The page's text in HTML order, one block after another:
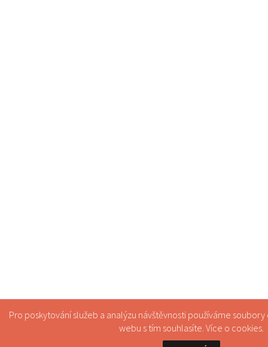
Pro poskytování služeb a analýzu návštěvnosti používáme
webu s tím souhlasíte. Více o cookies.